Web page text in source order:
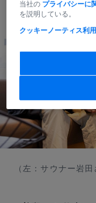
（左：サウナー岩
当社の プライバシーに
を説明している。
クッキーノーティス利